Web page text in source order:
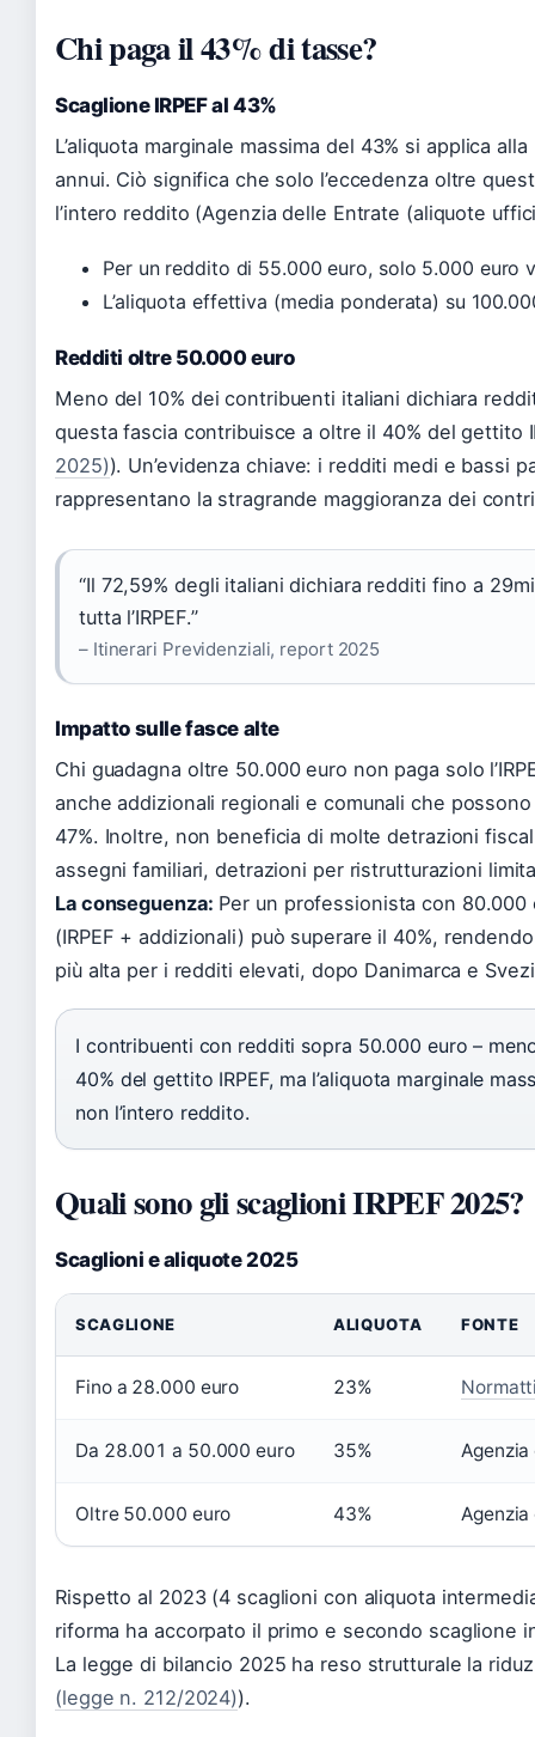
Chi paga il 43% di tasse?
Scaglione IRPEF al 43%
L’aliquota marginale massima del 43% si applica
annui. Ciò significa che solo l’eccedenza oltre
l’intero reddito (Agenzia delle Entrate (aliquote
Per un reddito di 55.000 euro, solo 5.000 euro
L’aliquota effettiva (media ponderata) su
Redditi oltre 50.000 euro
Meno del 10% dei contribuenti italiani dichiara
questa fascia contribuisce a oltre il 40% del gettito
2025)). Un’evidenza chiave: i redditi medi e bassi
rappresentano la stragrande maggioranza dei
“Il 72,59% degli italiani dichiara redditi fino a
tutta l’IRPEF.”
– Itinerari Previdenziali, report 2025
Impatto sulle fasce alte
Chi guadagna oltre 50.000 euro non paga solo
anche addizionali regionali e comunali che
47%. Inoltre, non beneficia di molte detrazioni
assegni familiari, detrazioni per ristrutturazioni
La conseguenza: Per un professionista con
(IRPEF + addizionali) può superare il 40%,
più alta per i redditi elevati, dopo Danimarca e
I contribuenti con redditi sopra 50.000 euro –
40% del gettito IRPEF, ma l’aliquota marginale
non l’intero reddito.
Quali sono gli scaglioni IRPEF 2025?
Scaglioni e aliquote 2025
SCAGLIONE ALIQUOTA FONTE
Fino a 28.000 euro 23%
Da 28.001 a 50.000 euro 35%
Oltre 50.000 euro 43%
Rispetto al 2023 (4 scaglioni con aliquota
riforma ha accorpato il primo e secondo scaglione
La legge di bilancio 2025 ha reso strutturale la
(legge n. 212/2024)).